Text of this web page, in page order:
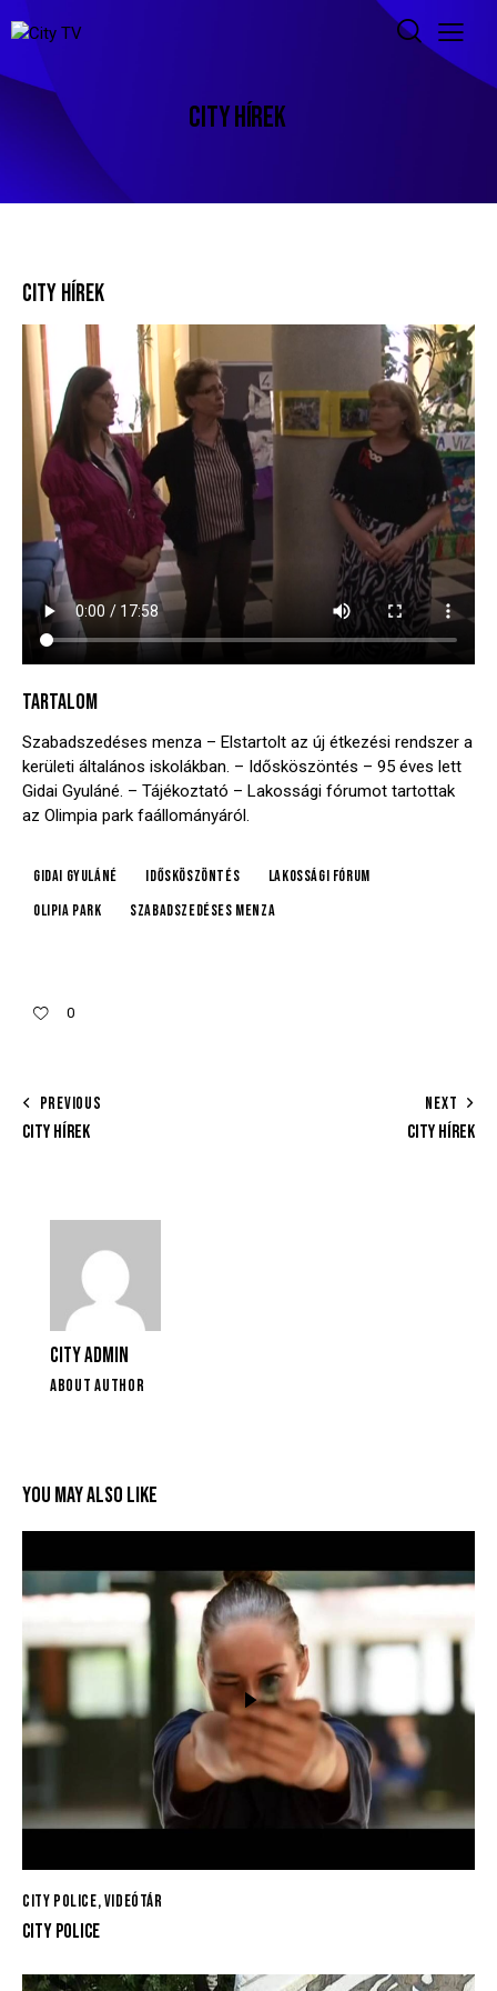
CITY HÍREK
CITY HÍREK
TARTALOM
Szabadszedéses menza – Elstartolt az új étkezési rendszer a
kerületi általános iskolákban. – Idősköszöntés – 95 éves lett
Gidai Gyuláné. – Tájékoztató – Lakossági fórumot tartottak
az Olimpia park faállományáról.
Gidai Gyuláné idősköszöntés
lakossági fórum
Olipia park
szabadszedéses menza
0
PREVIOUS
CITY HÍREK
NEXT
CITY HÍREK
CITY ADMIN
ABOUT AUTHOR
YOU MAY ALSO LIKE
CITY POLICE,VIDEÓTÁR
CITY POLICE